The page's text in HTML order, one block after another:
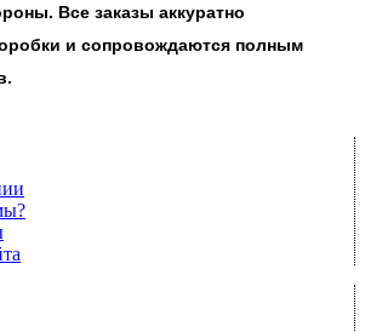
Все заказы аккуратно
и сопровождаются полным